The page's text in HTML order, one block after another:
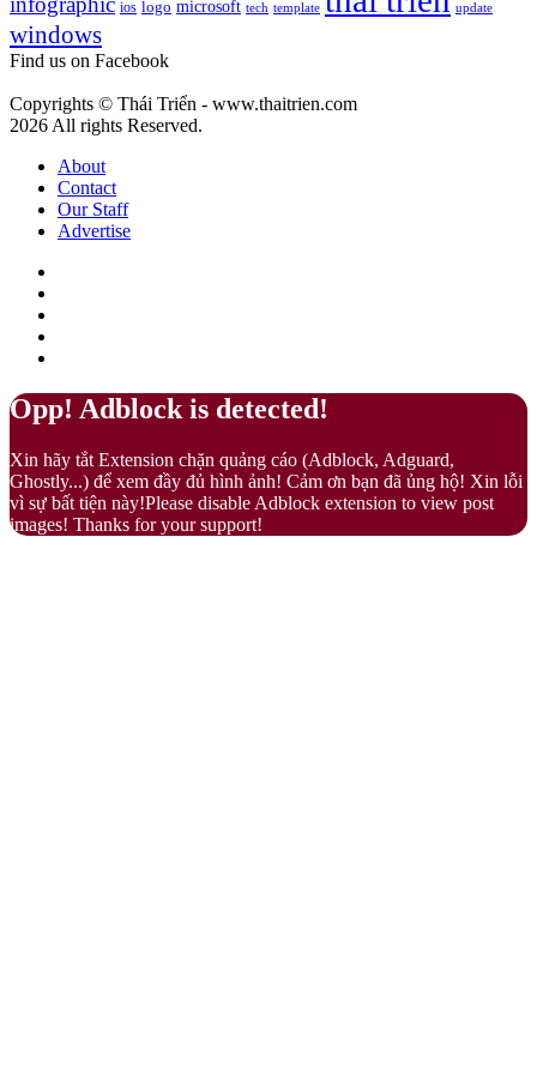
gì?
Fuzz
–
Màu
sự
nhã
ios logo microsoft tech template update
windows
Find us on Facebook
Copyrights © Thái Triển - www.thaitrien.com
2026 All rights Reserved.
About
Contact
Our Staff
Advertise
Back
to
button
Close
Opp! Adblock is detected!
Xin hãy tắt Extension chặn quảng cáo (Adblock, Adguard,
Ghostly...) để xem đầy đủ hình ảnh! Cảm ơn bạn đã ủng hộ! Xin lỗi
vì sự bất tiện này!Please disable Adblock extension to view post
images! Thanks for your support!